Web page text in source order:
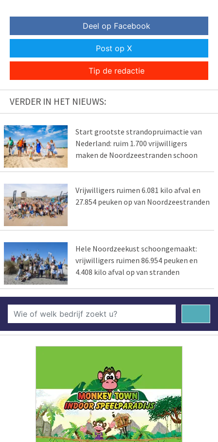
Deel op Facebook
Post op X
Tip de redactie
VERDER IN HET NIEUWS:
Start grootste strandopruimactie van
Nederland: ruim 1.700 vrijwilligers
maken de Noordzeestranden schoon
Vrijwilligers ruimen 6.081 kilo afval en
27.854 peuken op van Noordzeestranden
Hele Noordzeekust schoongemaakt:
vrijwilligers ruimen 86.954 peuken en
4.408 kilo afval op van stranden